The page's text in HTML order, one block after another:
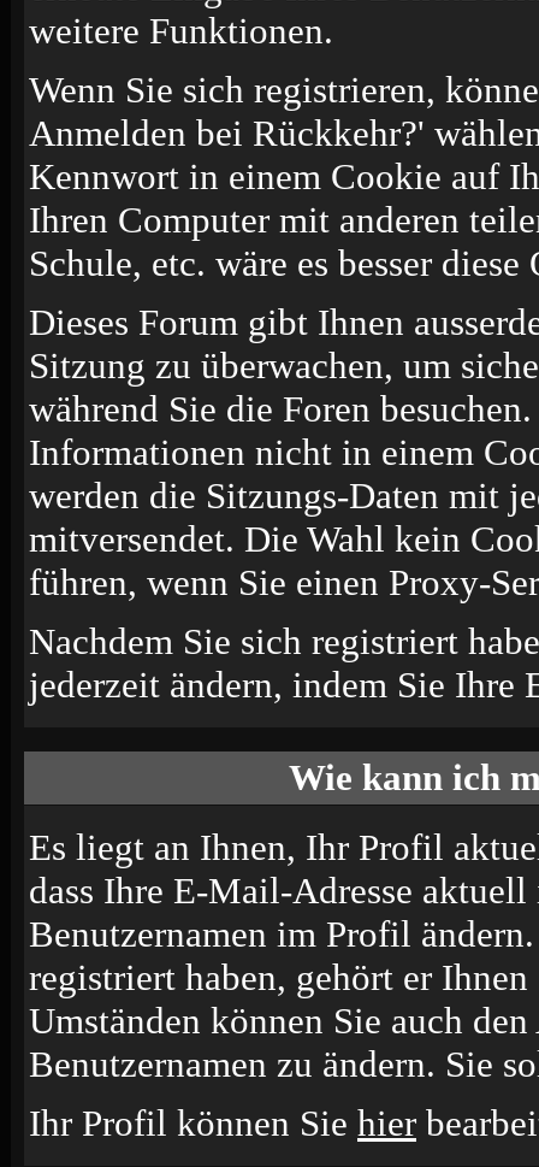
weitere Funktionen.
Wenn Sie sich registrieren,
Anmelden bei Rückkehr?'
Kennwort in einem Cookie auf
Ihren Computer mit anderen
Schule, etc. wäre es besser
Dieses Forum gibt Ihnen
Sitzung zu überwachen, um
während Sie die Foren
Informationen nicht in einem
werden die Sitzungs-Daten mit
mitversendet. Die Wahl kein
führen, wenn Sie einen Proxy-
Nachdem Sie sich registriert
jederzeit ändern, indem Sie
Wie kann ich
Es liegt an Ihnen, Ihr Profil
dass Ihre E-Mail-Adresse
Benutzernamen im Profil
registriert haben, gehört er
Umständen können Sie auch
Benutzernamen zu ändern. Sie
Ihr Profil können Sie hier